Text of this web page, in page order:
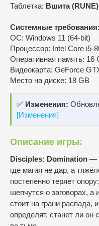
Таблетка: Вшита (RUNE)
Системные требования:
ОС: Windows 11 (64-bit)
Процессор: Intel Core i5-
Оперативная память:
Видеокарта: GeForce
Место на диске: 18 GB
✅ Изменения:
[Изменения]
Описание игры:
Disciples: Domination —
где магия не дар, а
постепенно теряет
шепчутся о заговорах, а
стоит на грани распада,
определят, станет ли он